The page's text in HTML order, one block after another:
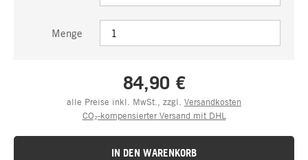
Menge
84,90 €
alle Preise inkl. MwSt., zzgl. Versandkosten
CO₂-kompensierter Versand mit DHL
IN DEN WARENKORB